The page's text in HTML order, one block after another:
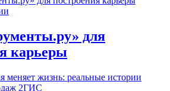
для
карьеры